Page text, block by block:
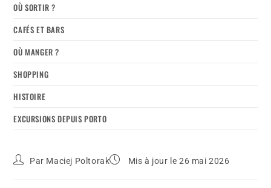
OÙ SORTIR ?
CAFÉS ET BARS
OÙ MANGER ?
SHOPPING
HISTOIRE
EXCURSIONS DEPUIS PORTO
Par Maciej Poltorak Mis à jour le 26 mai 2026